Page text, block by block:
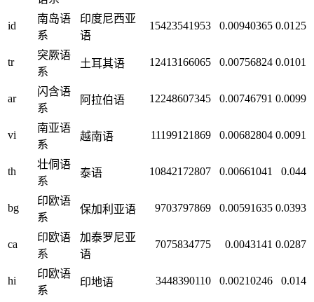
id
南岛语
系
印度尼西亚
语
15423541953 0.00940365 0.0125
tr
突厥语
系
土耳其语 12413166065 0.00756824 0.0101
ar
闪含语
系
阿拉伯语 12248607345 0.00746791 0.0099
vi
南亚语
系
越南语 11199121869 0.00682804 0.0091
th
壮侗语
系
泰语 10842172807 0.00661041 0.044
bg
印欧语
系
保加利亚语 9703797869 0.00591635 0.0393
ca
印欧语
系
加泰罗尼亚
语
7075834775 0.0043141 0.0287
hi
印欧语
系
印地语 3448390110 0.00210246 0.014